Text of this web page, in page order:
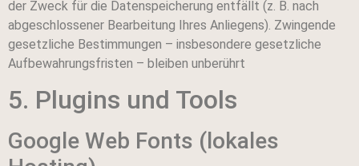
der Zweck für die Datenspeicherung entfällt (z. B. nach
abgeschlossener Bearbeitung Ihres Anliegens). Zwingende
gesetzliche Bestimmungen – insbesondere gesetzliche
Aufbewahrungsfristen – bleiben unberührt
5. Plugins und Tools
Google Web Fonts (lokales